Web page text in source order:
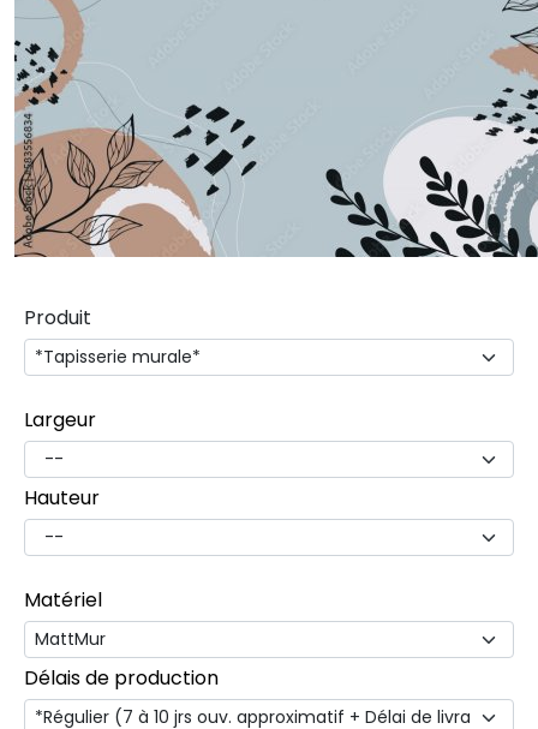
Produit
Largeur
Hauteur
Matériel
Délais de production